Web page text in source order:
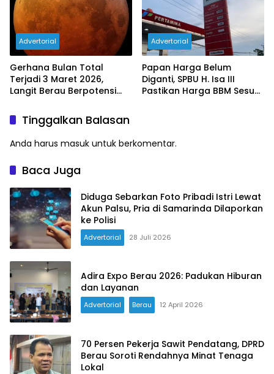
Advertorial
Gerhana Bulan Total
Terjadi 3 Maret 2026,
Langit Berau Berpotensi
Advertorial
Papan Harga Belum
Diganti, SPBU H. Isa III
Pastikan Harga BBM Sesuai
Tinggalkan Balasan
Anda harus masuk untuk berkomentar.
Baca Juga
Diduga Sebarkan Foto Pribadi Istri Lewat
Akun Palsu, Pria di Samarinda Dilaporkan
ke Polisi
Advertorial 28 Juli 2026
Adira Expo Berau 2026: Padukan Hiburan
dan Layanan
Advertorial Berau 12 April 2026
70 Persen Pekerja Sawit Pendatang, DPRD
Berau Soroti Rendahnya Minat Tenaga
Lokal